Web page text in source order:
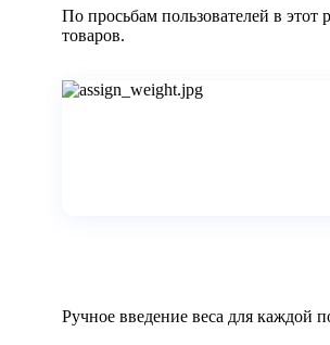
По просьбам пользователей в этот
товаров.
Ручное введение веса для каждой